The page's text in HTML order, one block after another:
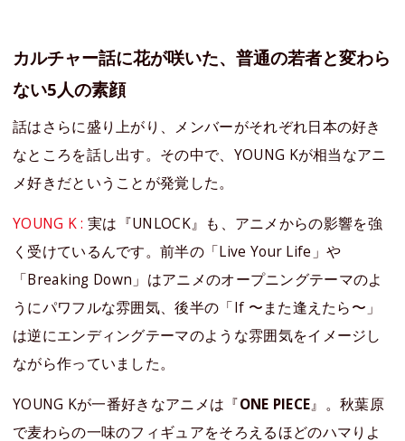
カルチャー話に花が咲いた、普通の若者と変わら
ない5人の素顔
話はさらに盛り上がり、メンバーがそれぞれ日本の好き
なところを話し出す。その中で、YOUNG Kが相当なアニ
メ好きだということが発覚した。
YOUNG K :実は『UNLOCK』も、アニメからの影響を強
く受けているんです。前半の「Live Your Life」や
「Breaking Down」はアニメのオープニングテーマのよ
うにパワフルな雰囲気、後半の「If 〜また逢えたら〜」
は逆にエンディングテーマのような雰囲気をイメージし
ながら作っていました。
YOUNG Kが一番好きなアニメは『ONE PIECE』。秋葉原
で麦わらの一味のフィギュアをそろえるほどのハマりよ